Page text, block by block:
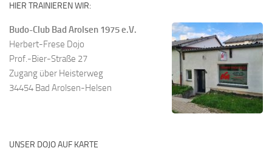
HIER TRAINIEREN WIR:
Budo-Club Bad Arolsen 1975 e.V.
Herbert-Frese Dojo
Prof.-Bier-Straße 27
Zugang über Heisterweg
34454 Bad Arolsen-Helsen
UNSER DOJO AUF KARTE